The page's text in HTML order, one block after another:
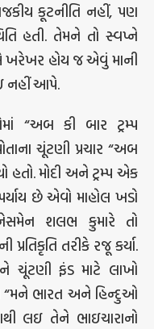
કૂટનીતિ નહીં, પણ
હતી. તેમને તો સ્વપ્ને
હોય જ એવું માની
નહીં આપે.
“અબ કી બાર ટ્રમ્પ
ચૂંટણી પ્રચાર “અબ
હતો. મોદી અને ટ્રમ્પ એક
છે એવો માહોલ ખડો
શલભ કુમારે તો
પ્રતિકૃતિ તરીકે રજૂ કર્યા.
ચૂંટણી ફંડ માટે લાખો
“મને ભારત અને હિન્દુઓ
લઇ તેને ભાઇચારાનો